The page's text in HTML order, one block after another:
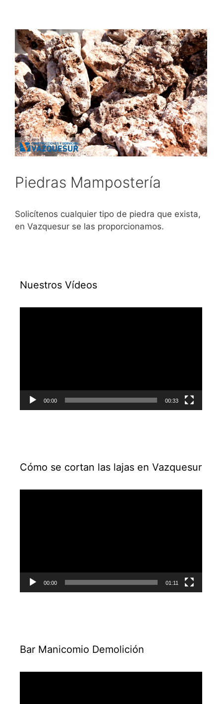
Piedras Mampostería
Solicítenos cualquier tipo de piedra que exista,
en Vazquesur se las proporcionamos.
Nuestros Vídeos
00:00 00:33
Cómo se cortan las lajas en Vazquesur
00:00 01:11
Bar Manicomio Demolición